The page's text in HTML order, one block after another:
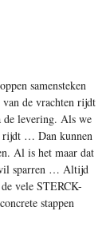
samensteken
van de vrachten rijdt
de levering. Als we
rijdt … Dan kunnen
Al is het maar dat
sparren … Altijd
vele STERCK-
stappen